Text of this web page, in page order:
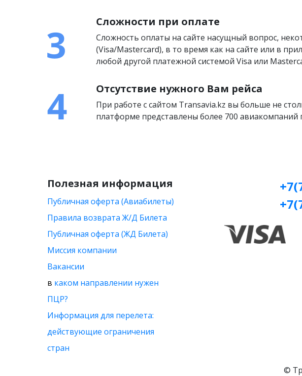
Сложности при оплате
Сложность оплаты на сайте насущный вопрос,
(Visa/Mastercard), в то время как на сайте или в
любой другой платежной системой Visa или
Отсутствие нужного Вам рейса
При работе с сайтом Transavia.kz вы больше не
платформе представлены более 700
Полезная информация
Публичная оферта (Авиабилеты)
Правила возврата Ж/Д Билета
Публичная оферта (ЖД Билета)
Миссия компании
Вакансии
в каком направлении нужен
ПЦР?
Информация для перелета:
действующие ограничения
стран
©